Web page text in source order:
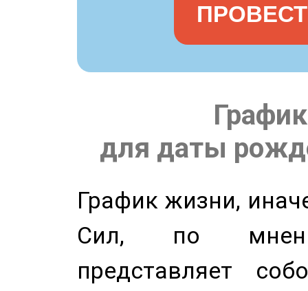
для даты
График жизни,
Сил, по
представляет